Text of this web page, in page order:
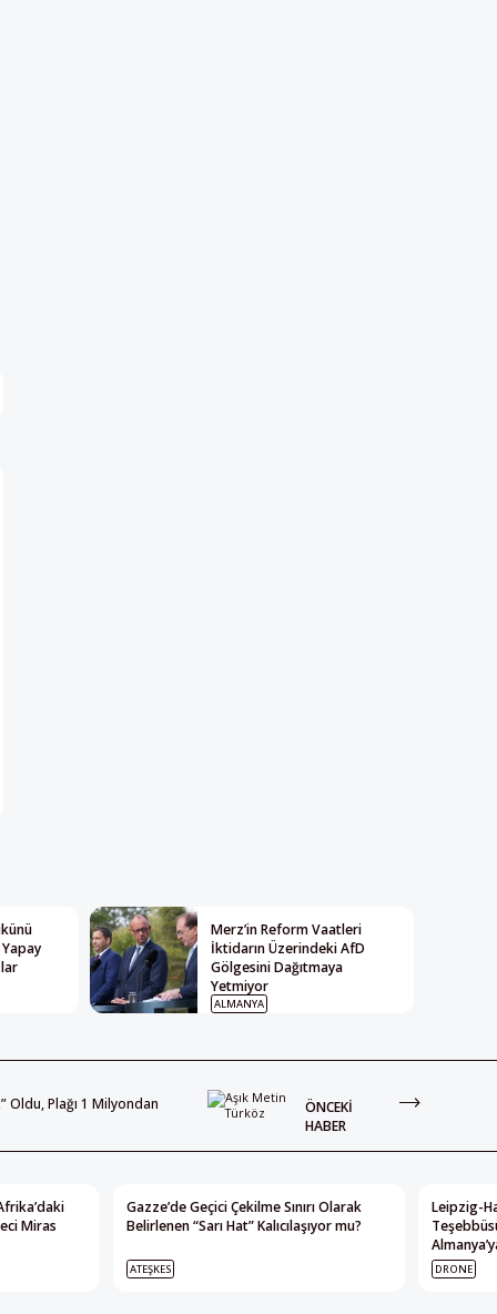
Merz’in Reform Vaatleri
İktidarın Üzerindeki AfD
Gölgesini Dağıtmaya
Yetmiyor
ALMANYA
Oldu, Plağı 1 Milyondan
ÖNCEKI
HABER
Miras
Gazze’de Geçici Çekilme Sınırı Olarak
Belirlenen “Sarı Hat” Kalıcılaşıyor mu?
ATEŞKES
Leipzig-
DRONE